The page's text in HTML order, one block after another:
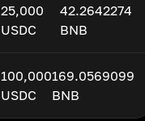
25,000
USDC
42.2642274
BNB
100,000
USDC
169.0569099
BNB